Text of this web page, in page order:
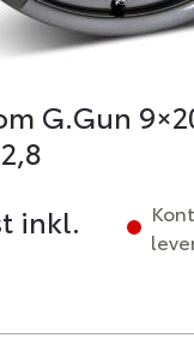
G.Gun
inkl.